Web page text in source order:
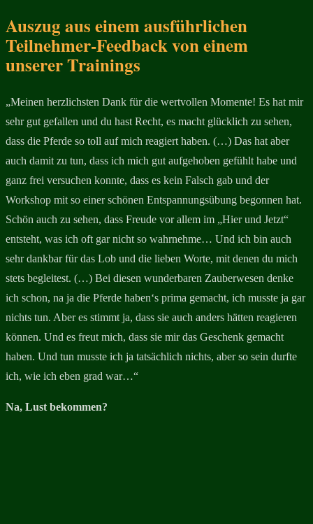
Auszug aus einem ausführlichen
Teilnehmer-Feedback von einem
unserer Trainings
„Meinen herzlichsten Dank für die wertvollen Momente! Es hat mir
sehr gut gefallen und du hast Recht, es macht glücklich zu sehen,
dass die Pferde so toll auf mich reagiert haben. (…) Das hat aber
auch damit zu tun, dass ich mich gut aufgehoben gefühlt habe und
ganz frei versuchen konnte, dass es kein Falsch gab und der
Workshop mit so einer schönen Entspannungsübung begonnen hat.
Schön auch zu sehen, dass Freude vor allem im „Hier und Jetzt“
entsteht, was ich oft gar nicht so wahrnehme… Und ich bin auch
sehr dankbar für das Lob und die lieben Worte, mit denen du mich
stets begleitest. (…) Bei diesen wunderbaren Zauberwesen denke
ich schon, na ja die Pferde haben‘s prima gemacht, ich musste ja gar
nichts tun. Aber es stimmt ja, dass sie auch anders hätten reagieren
können. Und es freut mich, dass sie mir das Geschenk gemacht
haben. Und tun musste ich ja tatsächlich nichts, aber so sein durfte
ich, wie ich eben grad war…“
Na, Lust bekommen?